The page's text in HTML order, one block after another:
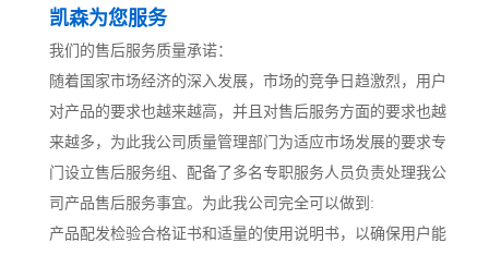
凯森为您服务
我们的售后服务质量承诺：
随着国家市场经济的深入发展，市场的竞争日趋激烈，用户
对产品的要求也越来越高，并且对售后服务方面的要求也越
来越多，为此我公司质量管理部门为适应市场发展的要求专
门设立售后服务组、配备了多名专职服务人员负责处理我公
司产品售后服务事宜。为此我公司完全可以做到:
产品配发检验合格证书和适量的使用说明书，以确保用户能